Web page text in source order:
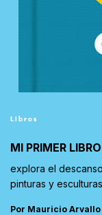
Libros
MI PRIMER
explora el
pinturas y
Por Mauricio Arvallo